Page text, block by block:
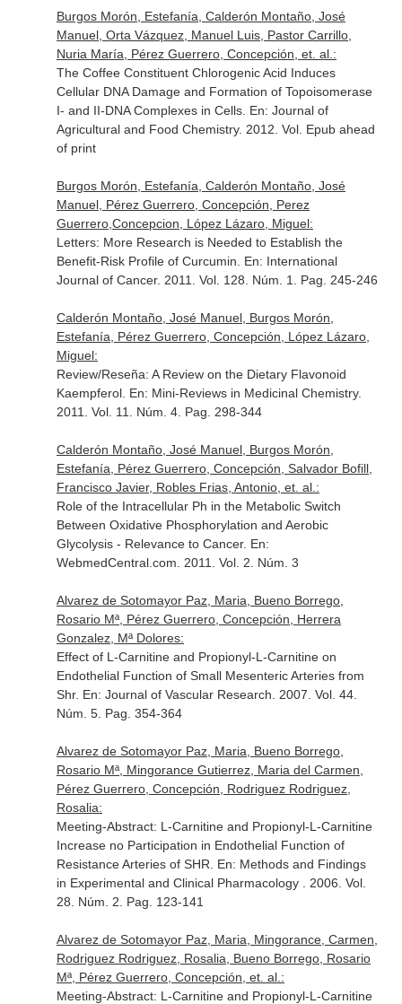
Burgos Morón, Estefanía, Calderón Montaño, José
Manuel, Orta Vázquez, Manuel Luis, Pastor Carrillo,
Nuria María, Pérez Guerrero, Concepción, et. al.:
The Coffee Constituent Chlorogenic Acid Induces
Cellular DNA Damage and Formation of Topoisomerase
I- and II-DNA Complexes in Cells. En: Journal of
Agricultural and Food Chemistry. 2012. Vol. Epub ahead
of print
Burgos Morón, Estefanía, Calderón Montaño, José
Manuel, Pérez Guerrero, Concepción, Perez
Guerrero,Concepcion, López Lázaro, Miguel:
Letters: More Research is Needed to Establish the
Benefit-Risk Profile of Curcumin. En: International
Journal of Cancer. 2011. Vol. 128. Núm. 1. Pag. 245-246
Calderón Montaño, José Manuel, Burgos Morón,
Estefanía, Pérez Guerrero, Concepción, López Lázaro,
Miguel:
Review/Reseña: A Review on the Dietary Flavonoid
Kaempferol. En: Mini-Reviews in Medicinal Chemistry.
2011. Vol. 11. Núm. 4. Pag. 298-344
Calderón Montaño, José Manuel, Burgos Morón,
Estefanía, Pérez Guerrero, Concepción, Salvador Bofill,
Francisco Javier, Robles Frias, Antonio, et. al.:
Role of the Intracellular Ph in the Metabolic Switch
Between Oxidative Phosphorylation and Aerobic
Glycolysis - Relevance to Cancer. En:
WebmedCentral.com . 2011. Vol. 2. Núm. 3
Alvarez de Sotomayor Paz, Maria, Bueno Borrego,
Rosario Mª, Pérez Guerrero, Concepción, Herrera
Gonzalez, Mª Dolores:
Effect of L-Carnitine and Propionyl-L-Carnitine on
Endothelial Function of Small Mesenteric Arteries from
Shr. En: Journal of Vascular Research . 2007. Vol. 44.
Núm. 5. Pag. 354-364
Alvarez de Sotomayor Paz, Maria, Bueno Borrego,
Rosario Mª, Mingorance Gutierrez, Maria del Carmen,
Pérez Guerrero, Concepción, Rodriguez Rodriguez,
Rosalia:
Meeting-Abstract: L-Carnitine and Propionyl-L-Carnitine
Increase no Participation in Endothelial Function of
Resistance Arteries of SHR. En: Methods and Findings
in Experimental and Clinical Pharmacology
. 2006. Vol.
28. Núm. 2. Pag. 123-141
Alvarez de Sotomayor Paz, Maria, Mingorance, Carmen,
Rodriguez Rodriguez, Rosalia, Bueno Borrego, Rosario
Mª, Pérez Guerrero, Concepción, et. al.:
Meeting-Abstract: L-Carnitine and Propionyl-L-Carnitine